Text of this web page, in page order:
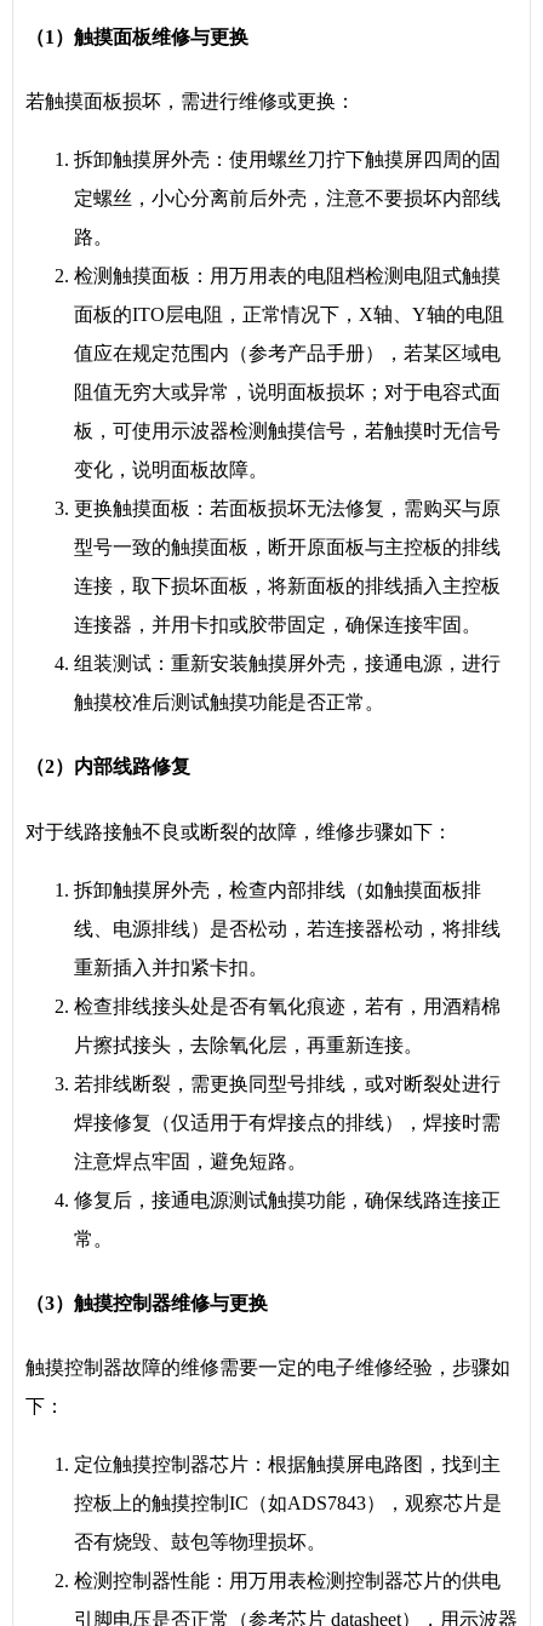
（1）触摸面板维修与更换
若触摸面板损坏，需进行维修或更换：
拆卸触摸屏外壳：使用螺丝刀拧下触摸屏四周的固
定螺丝，小心分离前后外壳，注意不要损坏内部线
路。
检测触摸面板：用万用表的电阻档检测电阻式触摸
面板的ITO层电阻，正常情况下，X轴、Y轴的电阻
值应在规定范围内（参考产品手册），若某区域电
阻值无穷大或异常，说明面板损坏；对于电容式面
板，可使用示波器检测触摸信号，若触摸时无信号
变化，说明面板故障。
更换触摸面板：若面板损坏无法修复，需购买与原
型号一致的触摸面板，断开原面板与主控板的排线
连接，取下损坏面板，将新面板的排线插入主控板
连接器，并用卡扣或胶带固定，确保连接牢固。
组装测试：重新安装触摸屏外壳，接通电源，进行
触摸校准后测试触摸功能是否正常。
（2）内部线路修复
对于线路接触不良或断裂的故障，维修步骤如下：
拆卸触摸屏外壳，检查内部排线（如触摸面板排
线、电源排线）是否松动，若连接器松动，将排线
重新插入并扣紧卡扣。
检查排线接头处是否有氧化痕迹，若有，用酒精棉
片擦拭接头，去除氧化层，再重新连接。
若排线断裂，需更换同型号排线，或对断裂处进行
焊接修复（仅适用于有焊接点的排线），焊接时需
注意焊点牢固，避免短路。
修复后，接通电源测试触摸功能，确保线路连接正
常。
（3）触摸控制器维修与更换
触摸控制器故障的维修需要一定的电子维修经验，步骤如
下：
定位触摸控制器芯片：根据触摸屏电路图，找到主
控板上的触摸控制IC（如ADS7843），观察芯片是
否有烧毁、鼓包等物理损坏。
检测控制器性能：用万用表检测控制器芯片的供电
引脚电压是否正常（参考芯片 datasheet），用示波器